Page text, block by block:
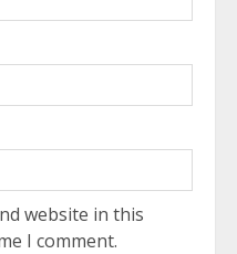
website in this
I comment.